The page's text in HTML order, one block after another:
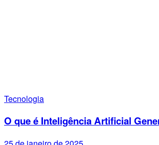
Tecnologia
O que é Inteligência Artificial